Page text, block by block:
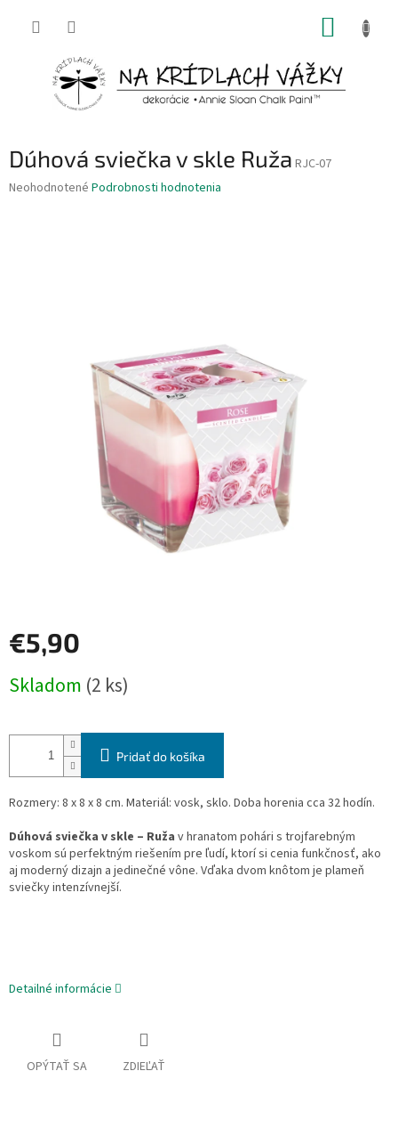
Dúhová sviečka v skle Ruža RJC-07
Priemerné
Neohodnotené Podrobnosti hodnotenia
€5,90
cena:
Skladom (2 ks)
Pridať do košíka
Rozmery: 8 x 8 x 8 cm. Materiál: vosk, sklo. Doba horenia cca 32 hodín.
Dúhová sviečka v skle – Ruža v hranatom pohári s trojfarebným
voskom sú perfektným riešením pre ľudí, ktorí si cenia funkčnosť, ako
aj moderný dizajn a jedinečné vône. Vďaka dvom knôtom je plameň
sviečky intenzívnejší.
Detailné informácie
OPÝTAŤ SA ZDIEĽAŤ